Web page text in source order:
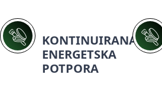
KONTINUIRANA
ENERGETSKA
POTPORA